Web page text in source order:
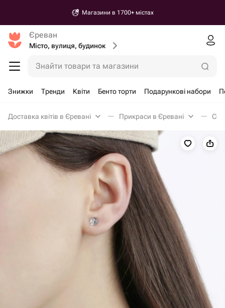
Магазини в 1700+ містах
Єреван
Місто, вулиця, будинок
Знайти товари та магазини
Знижки Тренди Квіти Бенто торти Подарункові набори
Доставка квітів в Єревані Прикраси в Єревані